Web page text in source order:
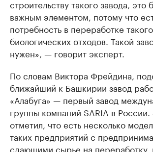
строительству такого завода, это
важным элементом, потому что
потребность в переработке
биологических отходов. Такой
нужен», — говорит эксперт.
По словам Виктора Фрейдина,
ближайший к Башкирии завод
«Алабуга» — первый завод
группы компаний SARIA в
отметил, что есть несколько
таких предприятий с
сдающими сырье на переработку,